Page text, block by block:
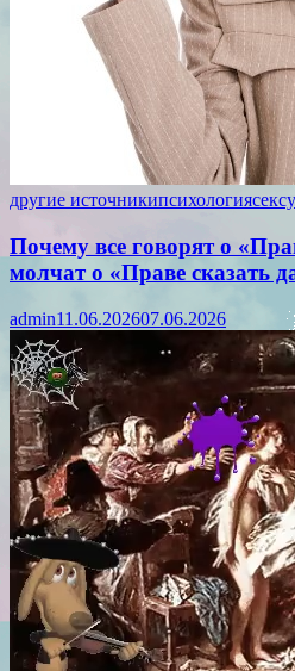
другие источникипсихология
Почему все говорят о
молчат о «Праве сказать
admin11.06.202607.06.2026